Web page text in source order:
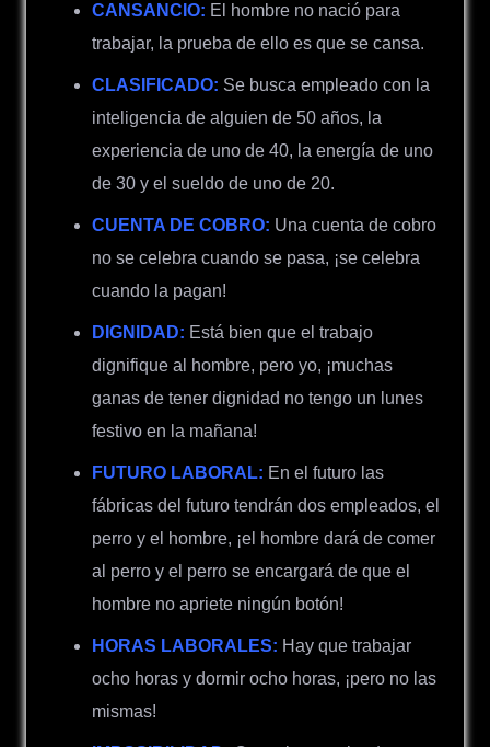
CANSANCIO: El hombre no nació para
trabajar, la prueba de ello es que se cansa.
CLASIFICADO: Se busca empleado con la
inteligencia de alguien de 50 años, la
experiencia de uno de 40, la energía de uno
de 30 y el sueldo de uno de 20.
CUENTA DE COBRO: Una cuenta de cobro
no se celebra cuando se pasa, ¡se celebra
cuando la pagan!
DIGNIDAD: Está bien que el trabajo
dignifique al hombre, pero yo, ¡muchas
ganas de tener dignidad no tengo un lunes
festivo en la mañana!
FUTURO LABORAL: En el futuro las
fábricas del futuro tendrán dos empleados, el
perro y el hombre, ¡el hombre dará de comer
al perro y el perro se encargará de que el
hombre no apriete ningún botón!
HORAS LABORALES: Hay que trabajar
ocho horas y dormir ocho horas, ¡pero no las
mismas!